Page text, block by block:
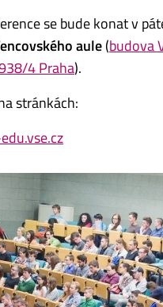
se bude konat v
aule(budova
4 Praha).
stránkách: